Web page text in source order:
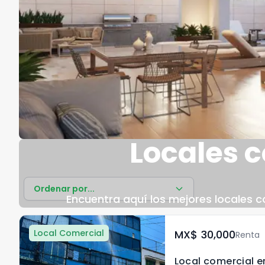
Locales
Encuentra aquí los mejores locales
Ordenar por...
Local Comercial MX$	30,000Renta